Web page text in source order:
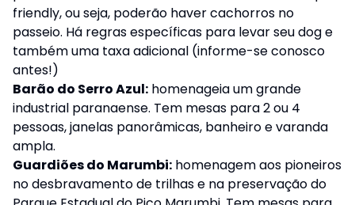
friendly, ou seja, poderão haver cachorros no
passeio. Há regras específicas para levar seu dog e
também uma taxa adicional (informe-se conosco
antes!)
Barão do Serro Azul: homenageia um grande
industrial paranaense. Tem mesas para 2 ou 4
pessoas, janelas panorâmicas, banheiro e varanda
ampla.
Guardiões do Marumbi: homenagem aos pioneiros
no desbravamento de trilhas e na preservação do